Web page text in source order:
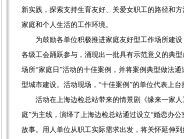
新实践，探索支持生育友好、关爱女职工的路径和
家庭和个人生活的工作环境。
为鼓励各单位积极推进家庭友好型工作场所建设
各级工会踊跃参与，涌现出一批具有示范意义的典
场所“家庭日”活动的十佳案例，并将案例典型做法
型城市建设。活动现场，“十佳案例”的单位代表上台
活动在上海边检总站带来的情景剧《缘来一家人
庭”为主线，演绎了上海边检总站通过设立“婚恋办
故事。用人单位从职工实际需求出发，将关怀延伸